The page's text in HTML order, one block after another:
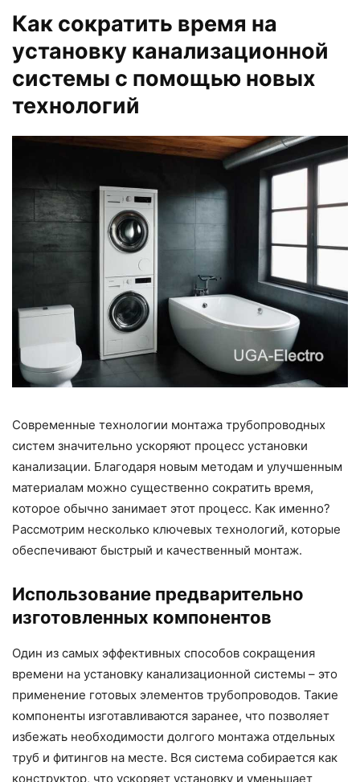
Как сократить время на
установку канализационной
системы с помощью новых
технологий
Современные технологии монтажа трубопроводных
систем значительно ускоряют процесс установки
канализации. Благодаря новым методам и улучшенным
материалам можно существенно сократить время,
которое обычно занимает этот процесс. Как именно?
Рассмотрим несколько ключевых технологий, которые
обеспечивают быстрый и качественный монтаж.
Использование предварительно
изготовленных компонентов
Один из самых эффективных способов сокращения
времени на установку канализационной системы – это
применение готовых элементов трубопроводов. Такие
компоненты изготавливаются заранее, что позволяет
избежать необходимости долгого монтажа отдельных
труб и фитингов на месте. Вся система собирается как
конструктор, что ускоряет установку и уменьшает